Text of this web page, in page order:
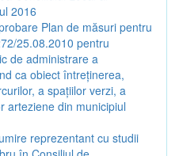
2016
Plan de măsuri pentru
25.08.2010 pentru
de administrare a
ca obiect întreținerea,
a spațiilor verzi, a
arteziene din municipiul
reprezentant cu studii